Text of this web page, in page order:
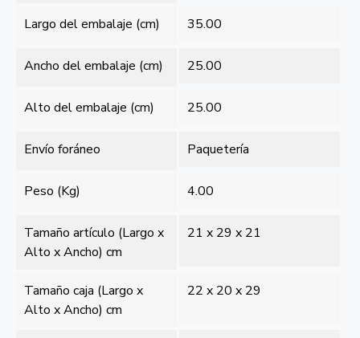
Largo del embalaje (cm) 35.00
Ancho del embalaje (cm) 25.00
Alto del embalaje (cm) 25.00
Envío foráneo Paquetería
Peso (Kg) 4.00
Tamaño artículo (Largo x
Alto x Ancho) cm
21 x 29 x 21
Tamaño caja (Largo x
Alto x Ancho) cm
22 x 20 x 29